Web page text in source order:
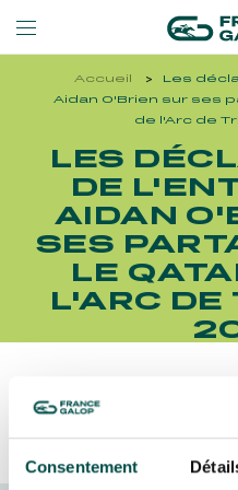
Consentement
Événements
LES ÉVÉNEMENTS
MEETING DE DEAUVILLE
MEETING DE DEAUVILLE
QATAR ARC TRIALS
QATAR PRIX DE L'ARC DE
Découvrez-
DÉCOUVREZ-NOUS
QUI SOMMES-NOUS ?
QUI SOMMES-NOUS ?
NOS ENGAGEMENTS
NOS ENGAGEMENTS
Bons plans,
actus : ne
Accueil
Les
Aidan O'Brien sur ses
de l'Arc de
LES
DE
AIDAN
SES
LE
L'ARC DE
Découvrez Aussi :